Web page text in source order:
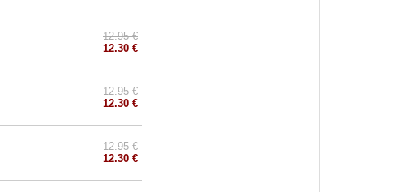
12.95 €
12.30 €
12.95 €
12.30 €
12.95 €
12.30 €